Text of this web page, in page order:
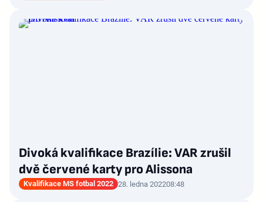
Divoká kvalifikace Brazílie: VAR zrušil
dvě červené karty pro Alissona
Kvalifikace MS fotbal 2022 28. ledna 202208:48